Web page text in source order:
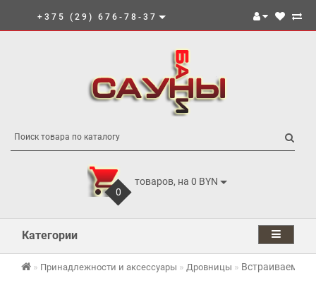
+375 (29) 676-78-37
0
товаров, на 0 BYN
Категории
Принадлежности и аксессуары Дровницы Встраиваемая